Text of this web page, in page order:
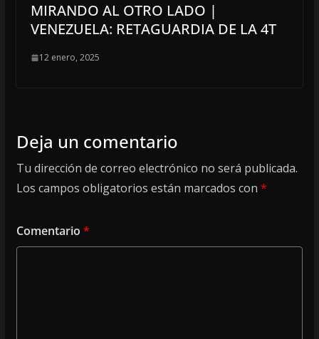
MIRANDO AL OTRO LADO |
VENEZUELA: RETAGUARDIA DE LA 4T
12 enero, 2025
Deja un comentario
Tu dirección de correo electrónico no será publicada.
Los campos obligatorios están marcados con *
Comentario *